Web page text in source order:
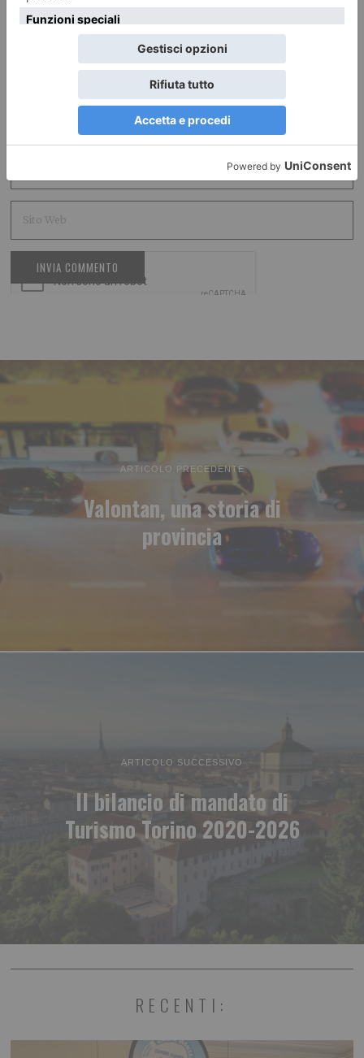
ARTICOLO PRECEDENTE
Valontan, una storia di
provincia
ARTICOLO SUCCESSIVO
Il bilancio di mandato di
Turismo Torino 2020-2026
RECENTI: